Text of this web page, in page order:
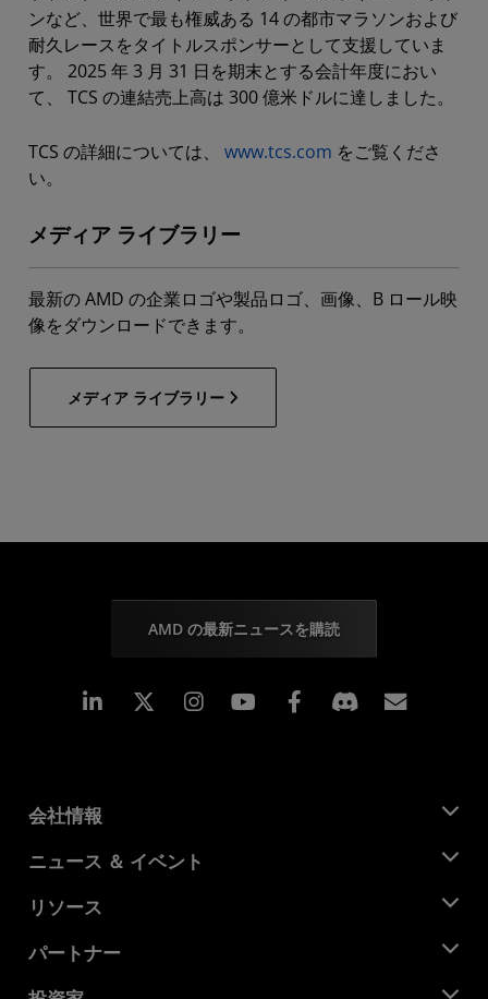
ンなど、世界で最も権威ある 14 の都市マラソンおよび
耐久レースをタイトルスポンサーとして支援していま
す。 2025 年 3 月 31 日を期末とする会計年度におい
て、 TCS の連結売上高は 300 億米ドルに達しました。
TCS の詳細については、 www.tcs.com をご覧くださ
い。
メディア ライブラリー
最新の AMD の企業ロゴや製品ロゴ、画像、B ロール映
像をダウンロードできます。
メディア ライブラリー
AMD の最新ニュースを購読
Linkedin Instagram Facebook
会社情報
AMD について
企業責任
キャリア
お問い合わせ
ニュース ＆ イベント
ニュースルーム
メディア ライブラリ
リソース
デベロッパー セントラル
パートナー
AMD パートナー ハブ